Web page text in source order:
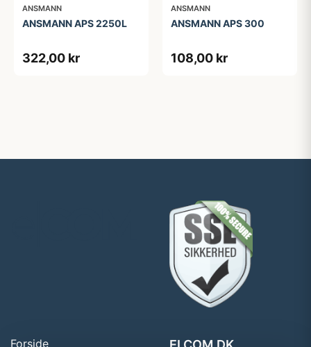
ANSMANN
ANSMANN APS 2250L
322,00 kr
ANSMANN
ANSMANN APS 300
108,00 kr
Forside